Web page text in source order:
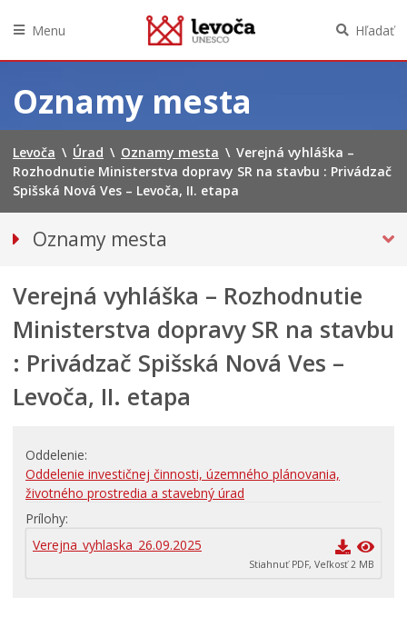
obsah
Menu Hľadať
Oznamy mesta
Levoča \ Úrad \ Oznamy mesta \ Verejná vyhláška –
Rozhodnutie Ministerstva dopravy SR na stavbu : Privádzač
Spišská Nová Ves – Levoča, II. etapa
Oznamy mesta
Bezpečnosť
DOPRAVA, ÚDRŽBA KOMUNIKÁCIÍ
Kultúra, šport a propagácia
PRIMÁTOR INFORMUJE
Školstvo
STAVBY, PRENÁJMY A POZEMKY
Zamestnanie v samospráve
Životné prostredie a odpady
Verejná vyhláška – Rozhodnutie
Ministerstva dopravy SR na stavbu
: Privádzač Spišská Nová Ves –
Levoča, II. etapa
Oddelenie
Oddelenie investičnej činnosti, územného plánovania,
životného prostredia a stavebný úrad
Prílohy
Verejna_vyhlaska_26.09.2025
Stiahnuť PDF, Veľkosť 2 MB